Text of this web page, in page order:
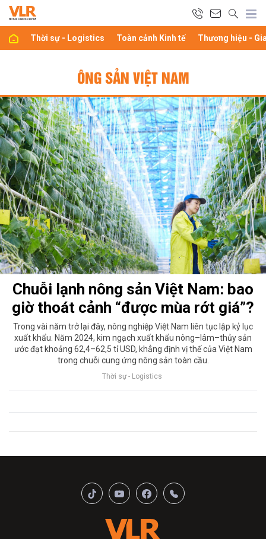
Thời sự - Logistics Toàn cảnh Kinh tế Thương hiệu -
ÔNG SẢN VIỆT NAM
Chuỗi lạnh nông sản Việt Nam: bao
giờ thoát cảnh “được mùa rớt giá”?
Trong vài năm trở lại đây, nông nghiệp Việt Nam liên tục lập kỷ lục
xuất khẩu. Năm 2024, kim ngạch xuất khẩu nông–lâm–thủy sản
ước đạt khoảng 62,4–62,5 tỉ USD, khẳng định vị thế của Việt Nam
trong chuỗi cung ứng nông sản toàn cầu.
Thời sự - Logistics